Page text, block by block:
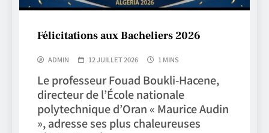
Félicitations aux Bacheliers 2026
ADMIN 12 JUILLET 2026 1 MINS
Le professeur Fouad Boukli-Hacene,
directeur de l’École nationale
polytechnique d’Oran « Maurice Audin
», adresse ses plus chaleureuses